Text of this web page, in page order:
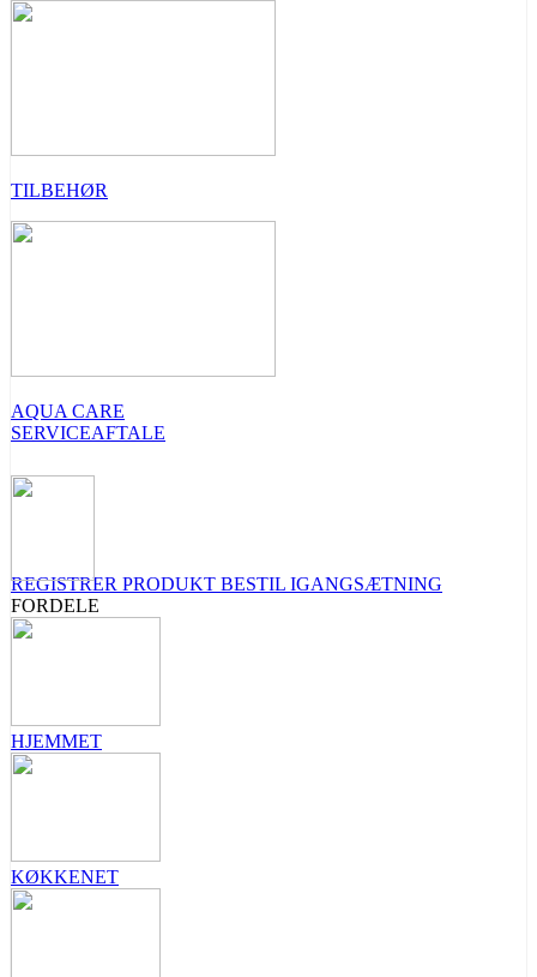
TILBEHØR
AQUA CARE
SERVICEAFTALE
REGISTRER PRODUKT BESTIL IGANGSÆTNING
FORDELE
HJEMMET
KØKKENET